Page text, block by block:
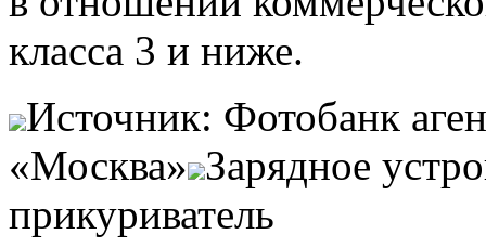
класса 3 и ниже.
Источник: Фотобанк
«Москва» Зарядное
прикуриватель